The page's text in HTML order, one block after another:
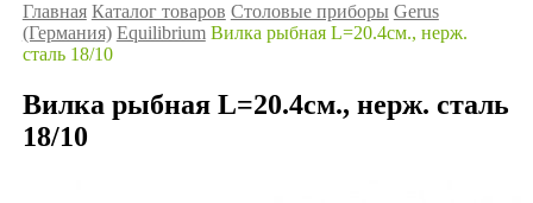
Главная Каталог товаров Столовые приборы Gerus
(Германия) Equilibrium Вилка рыбная L=20.4см., нерж.
сталь 18/10
Вилка рыбная L=20.4см., нерж. сталь
18/10